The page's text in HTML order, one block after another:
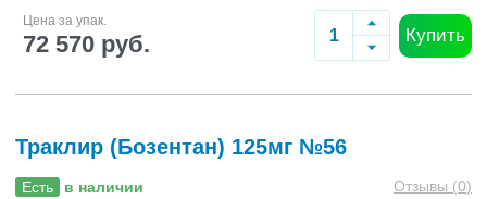
Цена за упак.
72 570 руб. Купить
Траклир (Бозентан) 125мг №56
Есть в наличии Отзывы (0)